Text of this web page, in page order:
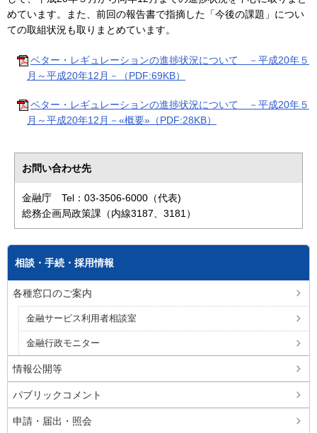
めています。また、前回の報告書で指摘した「今後の課題」につい
ての取組状況も取りまとめています。
ベター・レギュレーションの進捗状況について －平成20年５
月～平成20年12月－（PDF:69KB）
ベター・レギュレーションの進捗状況について －平成20年５
月～平成20年12月－«概要»（PDF:28KB）
お問い合わせ先
金融庁 Tel：03-3506-6000（代表)
総務企画局政策課（内線3187、3181）
相談・手続・採用情報
各種窓口のご案内
金融サービス利用者相談室
金融行政モニター
情報公開等
パブリックコメント
申請・届出・照会